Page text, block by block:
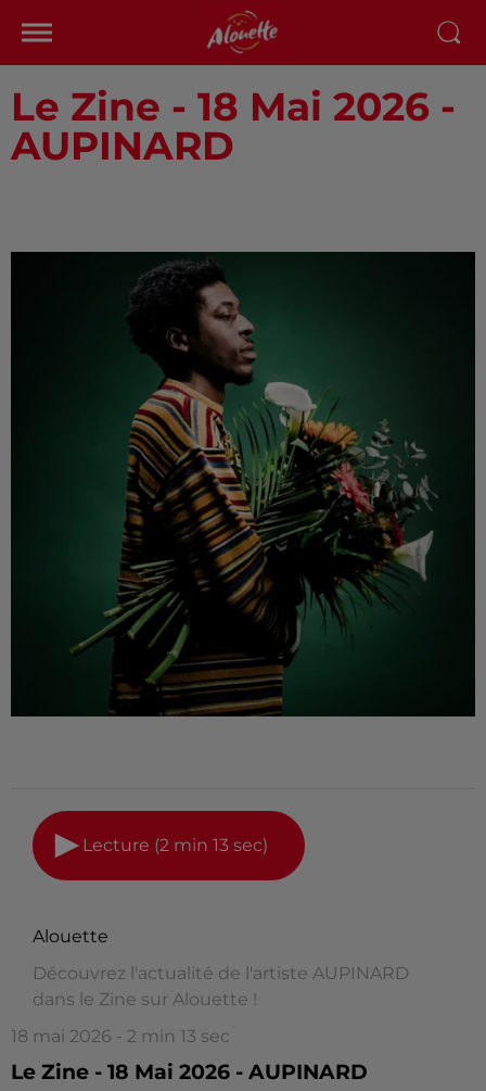
Le Zine - 18 Mai 2026 -
AUPINARD
Lecture (2 min 13 sec)
Alouette
Découvrez l'actualité de l'artiste AUPINARD
dans le Zine sur Alouette !
18 mai 2026 - 2 min 13 sec
Le Zine - 18 Mai 2026 - AUPINARD